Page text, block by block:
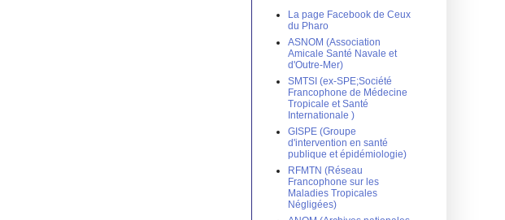
La page Facebook de Ceux
du Pharo
ASNOM (Association
Amicale Santé Navale et
d'Outre-Mer)
SMTSI (ex-SPE;Société
Francophone de Médecine
Tropicale et Santé
Internationale )
GISPE (Groupe
d'intervention en santé
publique et épidémiologie)
RFMTN (Réseau
Francophone sur les
Maladies Tropicales
Négligées)